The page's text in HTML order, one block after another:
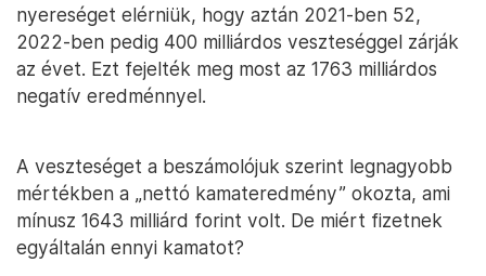
nyereséget elérniük, hogy aztán 2021-ben 52,
2022-ben pedig 400 milliárdos veszteséggel zárják
az évet. Ezt fejelték meg most az 1763 milliárdos
negatív eredménnyel.
A veszteséget a beszámolójuk szerint legnagyobb
mértékben a „nettó kamateredmény” okozta, ami
mínusz 1643 milliárd forint volt. De miért fizetnek
egyáltalán ennyi kamatot?